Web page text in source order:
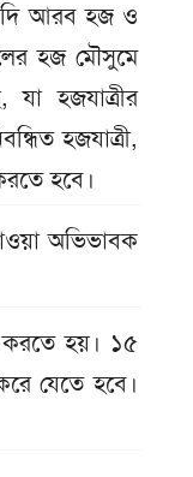
আরব হজ ও
হজ মৌসুমে
যা হজযাত্রীর
হজযাত্রী,
হবে।
অভিভাবক
করতে হয়। ১৫
যেতে হবে।